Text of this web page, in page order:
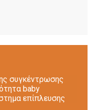
συγκέντρωσης
baby
επίπλευσης